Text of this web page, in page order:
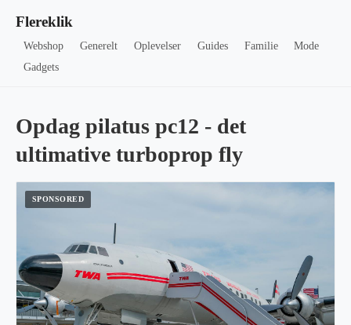
Flereklik
Webshop Generelt Oplevelser Guides Familie
Mode
Gadgets
Opdag pilatus pc12 - det
ultimative turboprop fly